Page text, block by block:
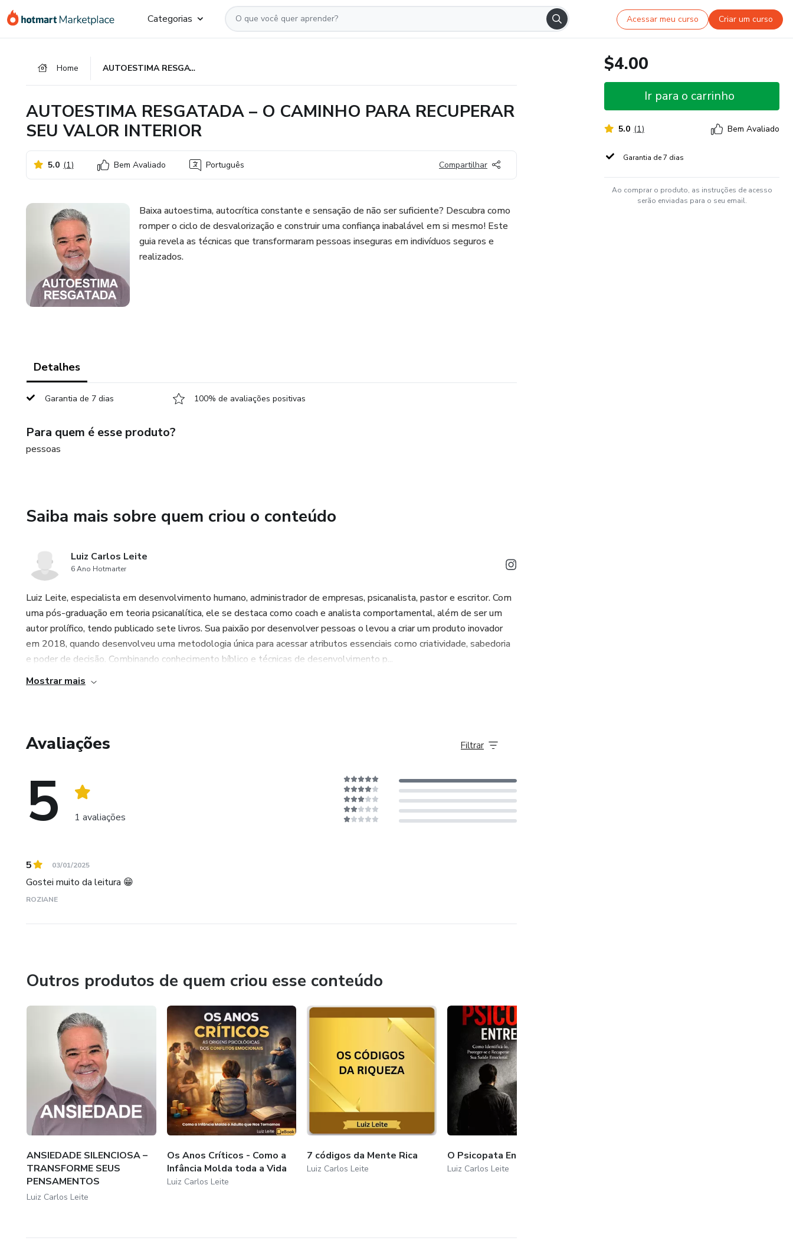
para
para
para
Categorias Acessar meu curso Criar um curso
Home AUTOESTIMA RESGATADA – O CAMINHO PARA RECUPERAR SEU VALOR INTERIOR
AUTOESTIMA RESGATADA – O CAMINHO PARA RECUPERAR
SEU VALOR INTERIOR
5.0 (1) Bem Avaliado Português Compartilhar
Baixa autoestima, autocrítica constante e sensação de não ser suficiente? Descubra como
romper o ciclo de desvalorização e construir uma confiança inabalável em si mesmo! Este
guia revela as técnicas que transformaram pessoas inseguras em indivíduos seguros e
realizados.
Detalhes
Garantia de 7 dias 100% de avaliações positivas
Para quem é esse produto?
pessoas
Saiba mais sobre quem criou o conteúdo
Luiz Carlos Leite
6 Ano Hotmarter
Luiz Leite, especialista em desenvolvimento humano, administrador de empresas, psicanalista, pastor e escritor. Com
uma pós-graduação em teoria psicanalítica, ele se destaca como coach e analista comportamental, além de ser um
autor prolífico, tendo publicado sete livros. Sua paixão por desenvolver pessoas o levou a criar um produto inovador
em 2018, quando desenvolveu uma metodologia única para acessar atributos essenciais como criatividade, sabedoria
e poder de decisão. Combinando conhecimento bíblico e técnicas de desenvolvimento p...
Mostrar mais
Avaliações
5 1 avaliações
Filtrar
5 03/01/2025
Gostei muito da leitura 😁
ROZIANE
Outros produtos de quem criou esse conteúdo
ANSIEDADE SILENCIOSA –
TRANSFORME SEUS
PENSAMENTOS
ANSIOSOS...
Luiz Carlos Leite
Os Anos Críticos - Como a
Infância Molda toda a Vida
Luiz Carlos Leite
7 códigos da Mente Rica
Luiz Carlos Leite
O Psicopata Entre Nós
Luiz Carlos Leite
$4.00
Ir para o carrinho
5.0 (1) Bem Avaliado
Garantia de 7 dias
Ao comprar o produto, as instruções de acesso
serão enviadas para o seu email.